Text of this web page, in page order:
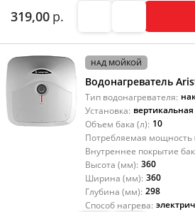
319,00 р.
НАД МОЙКОЙ
Водонагреватель
Тип водонагревателя:
Установка: вертикальная
Объем бака (л): 10
Потребляемая мощность
Внутреннее покрытие
Высота (мм): 360
Ширина (мм): 360
Глубина (мм): 298
Способ нагрева: